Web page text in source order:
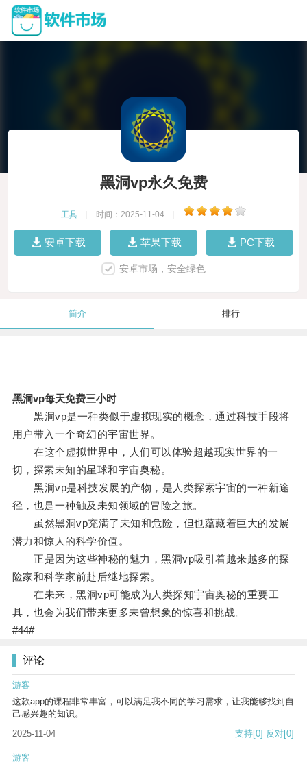
黑洞vp永久免费
工具 时间：2025-11-04
安卓下载 苹果下载 PC下载
安卓市场，安全绿色
简介 排行
黑洞vp每天免费三小时
黑洞vp是一种类似于虚拟现实的概念，通过科技手段将
用户带入一个奇幻的宇宙世界。
在这个虚拟世界中，人们可以体验超越现实世界的一
切，探索未知的星球和宇宙奥秘。
黑洞vp是科技发展的产物，是人类探索宇宙的一种新途
径，也是一种触及未知领域的冒险之旅。
虽然黑洞vp充满了未知和危险，但也蕴藏着巨大的发展
潜力和惊人的科学价值。
正是因为这些神秘的魅力，黑洞vp吸引着越来越多的探
险家和科学家前赴后继地探索。
在未来，黑洞vp可能成为人类探知宇宙奥秘的重要工
具，也会为我们带来更多未曾想象的惊喜和挑战。
#44#
评论
游客
这款app的课程非常丰富，可以满足我不同的学习需求，让我能够找到自
己感兴趣的知识。
2025-11-04
支持[0] 反对[0]
游客